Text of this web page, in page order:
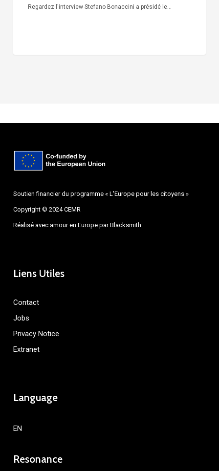
Regardez l'interview Stefano Bonaccini a présidé le…
Soutien financier du programme « L'Europe pour les citoyens »
Copyright © 2024 CEMR
Réalisé avec amour en Europe parBlacksmith
Liens Utiles
Contact
Jobs
Privacy Notice
Extranet
Language
EN
Resonance